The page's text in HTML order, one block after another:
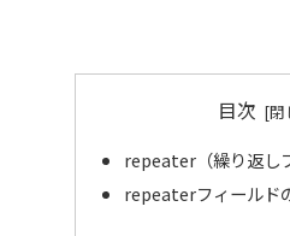
目次
repeater（繰り返し
repeaterフィールド